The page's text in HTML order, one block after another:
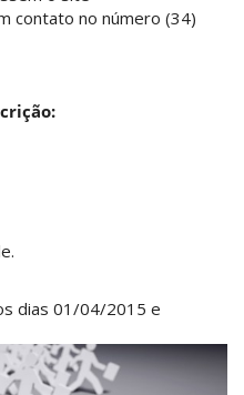
contato no número (34)
dias 01/04/2015 e